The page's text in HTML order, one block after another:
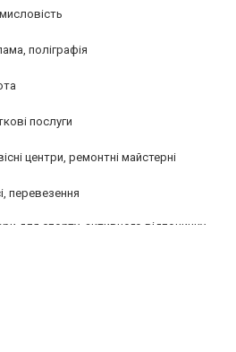
поліграфія
послуги
центри, ремонтні майстерні
перевезення
для спорту, активного відпочинку,